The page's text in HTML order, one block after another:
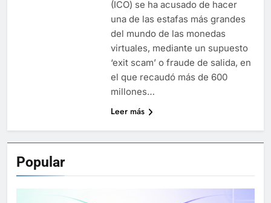
(ICO) se ha acusado de hacer
una de las estafas más grandes
del mundo de las monedas
virtuales, mediante un supuesto
‘exit scam’ o fraude de salida, en
el que recaudó más de 600
millones…
Leer más
Popular